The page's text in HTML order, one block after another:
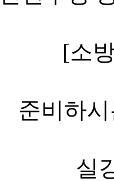
[소
준비하
실